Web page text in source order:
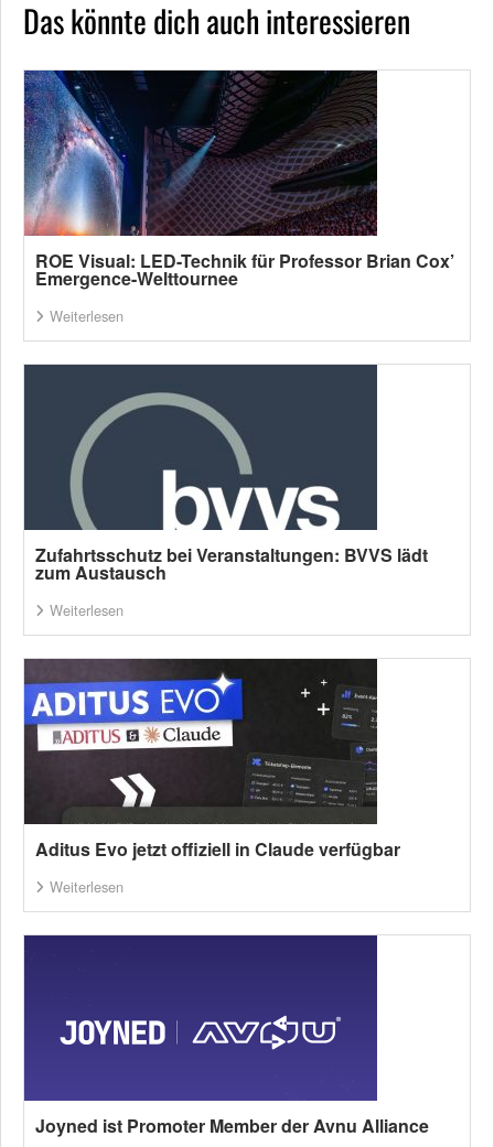
Das könnte dich auch interessieren
ROE Visual: LED-Technik für Professor Brian Cox’
Emergence-Welttournee
Weiterlesen
Zufahrtsschutz bei Veranstaltungen: BVVS lädt
zum Austausch
Weiterlesen
Aditus Evo jetzt offiziell in Claude verfügbar
Weiterlesen
Joyned ist Promoter Member der Avnu Alliance